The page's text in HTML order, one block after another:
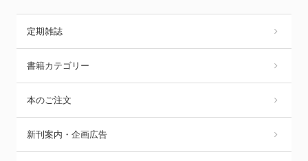
定期雑誌
書籍カテゴリー
本のご注文
新刊案内・企画広告